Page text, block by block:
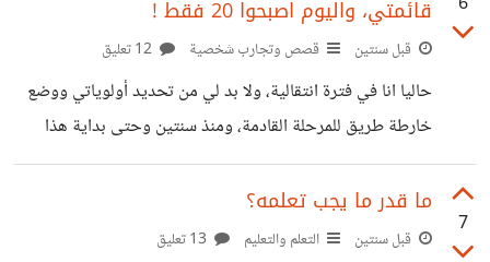
لنفسها وتثبت جداراتها انها بالفعل تعرف الكثير بخصوص ما
تقدمه. هذا الاسلوب من "التسويق بالمحتوى" يمكن عمله عبر
المقالات والفيديوهات ومنشورات وسائل التواصل الاجتماعي
وغيرها، ولكن اريد التركيز قليلا على المحتوى المقالي. عندما
فاتسال
قائمتي، واليوم اصبحوا 20 فقط !
قبل سنتين قصص وتجارب شخصية
حاليا انا في فترة انتقالية، ولا بد لي من تحديد أولوياتي ووضع
خارطة طريق للمرحلة القادمة، ومنذ سنتين وحتى بداية هذا
الاسبوع، كان دائما لدي مهمة "قلل من مهامك"،. فانا استخدم
تطبيق ticktick لوضع المهام وجدولتها وتنظيمها، وكثرت تلك
المهام حتى وصلت إلى قرابة الـ250 مهمة يجب علي انهائها،
7
ما قدر ما يجب تعلمه؟
قبل سنتين التعلم والتعليم